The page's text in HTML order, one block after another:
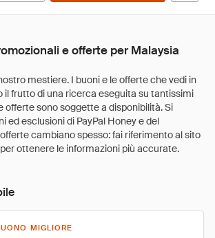
e offerte per Malaysia
MIGLIORE